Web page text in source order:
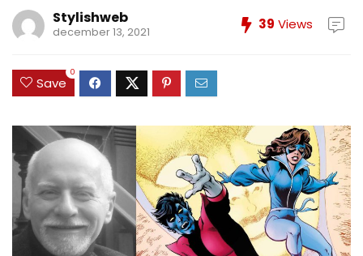
Stylishweb
december 13, 2021 39 Views
Save
0